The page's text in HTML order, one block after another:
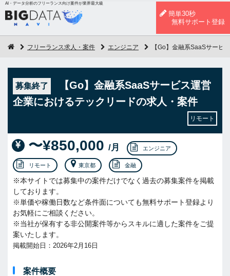
AI・データ分析のフリーランス向け案件が業界最大級
簡単30秒
無料サポート登録
フリーランス求人・案件 エンジニア 【Go】金融系SaaSサービ
募集終了
【Go】金融系SaaSサービス運営
企業におけるテックリードの求人・案件
リモート
〜¥850,000 /月 エンジニア
リモート 東京都 金融
※本サイトでは募集中の案件だけでなく過去の募集案件を掲載
しております。
※単価や稼働日数など条件面についても無料サポート登録より
お気軽にご相談ください。
※当社が保有する非公開案件等からスキルに適した案件をご提
案いたします。
掲載開始日：2026年2月16日
案件概要